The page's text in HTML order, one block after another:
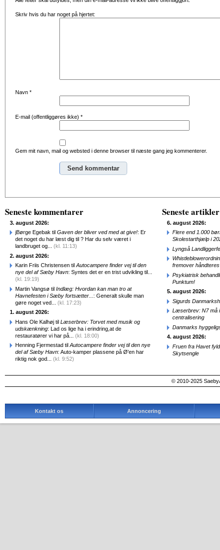
Skriv hvis du har noget på hjertet:
Navn *
E-mail (offentliggøres ikke) *
Gem mit navn, mail og websted i denne browser til næste gang jeg kommenterer.
Seneste kommentarer
3. august 2026:
jBørge Egebak til Gaven der bliver ved med at give!: Er
det noget du har læst dig til ? Har du selv været i
landbruget og... (kl. 11:13)
2. august 2026:
Karin Friis Christensen til Autocampere finder vej til den
nye del af Sæby Havn: Syntes det er en trist udvikling til...
(kl. 19:19)
Martin Vangsø til Indlæg: Hvordan kan man tro at
Havnefesten i Sæby fortsætter... : Generalt skulle man
gøre noget ved... (kl. 17:23)
1. august 2026:
Hans Ole Kalhøj til Læserbrev: Torvet med musik og
udskænkning: Lad os lige ha i erindring,at de
restauratører vi har på... (kl. 18:00)
Henning Fjermestad til Autocampere finder vej til den nye
del af Sæby Havn: Auto-kamper plassene på Ø'en har
riktig nok god... (kl. 9:52)
Seneste artikler
6. august 2026:
Flere end 1.000
Skolestarthjælp i
Lyngså
fremover
Psykiatrisk
Punktum!
5. august 2026:
Sigurds
Læserbrev: N7 må
centralisering
Danmarks
4. august 2026:
Fruen fra Havet
Skytsengle
© 2010-2025
Kontakt os Annoncering